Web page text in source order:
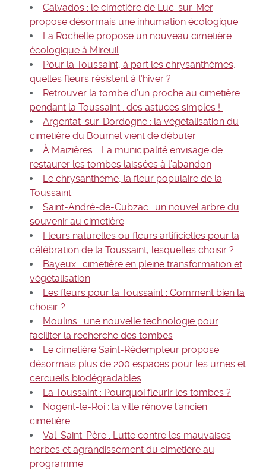
Calvados : le cimetière de Luc-sur-Mer
propose désormais une inhumation écologique
La Rochelle propose un nouveau cimetière
écologique à Mireuil
Pour la Toussaint, à part les chrysanthèmes,
quelles fleurs résistent à l’hiver ?
Retrouver la tombe d’un proche au cimetière
pendant la Toussaint : des astuces simples !
Argentat-sur-Dordogne : la végétalisation du
cimetière du Bournel vient de débuter
À Maizières : La municipalité envisage de
restaurer les tombes laissées à l’abandon
Le chrysanthème, la fleur populaire de la
Toussaint
Saint-André-de-Cubzac : un nouvel arbre du
souvenir au cimetière
Fleurs naturelles ou fleurs artificielles pour la
célébration de la Toussaint, lesquelles choisir ?
Bayeux : cimetière en pleine transformation et
végétalisation
Les fleurs pour la Toussaint : Comment bien la
choisir ?
Moulins : une nouvelle technologie pour
faciliter la recherche des tombes
Le cimetière Saint-Rédempteur propose
désormais plus de 200 espaces pour les urnes et
cercueils biodégradables
La Toussaint : Pourquoi fleurir les tombes ?
Nogent-le-Roi : la ville rénove l’ancien
cimetière
Val-Saint-Père : Lutte contre les mauvaises
herbes et agrandissement du cimetière au
programme